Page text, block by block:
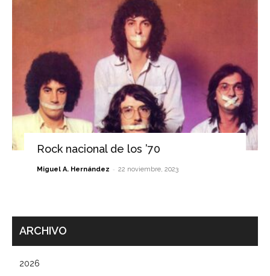
Rock nacional de los ’70
Miguel A. Hernández - 22 noviembre, 2023
ARCHIVO
2026